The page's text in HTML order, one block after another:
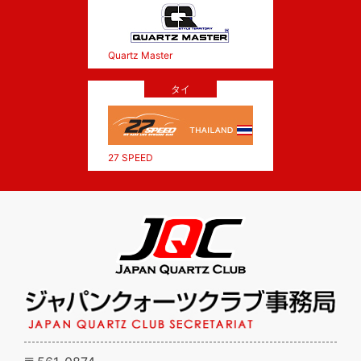
Quartz Master
タイ
27 SPEED